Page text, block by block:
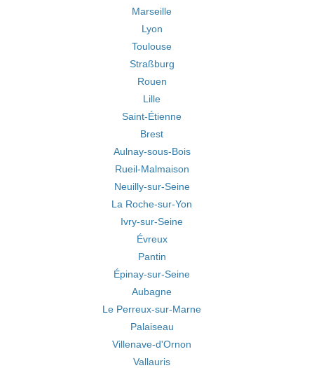
Marseille
Lyon
Toulouse
Straßburg
Rouen
Lille
Saint-Étienne
Brest
Aulnay-sous-Bois
Rueil-Malmaison
Neuilly-sur-Seine
La Roche-sur-Yon
Ivry-sur-Seine
Évreux
Pantin
Épinay-sur-Seine
Aubagne
Le Perreux-sur-Marne
Palaiseau
Villenave-d'Ornon
Vallauris